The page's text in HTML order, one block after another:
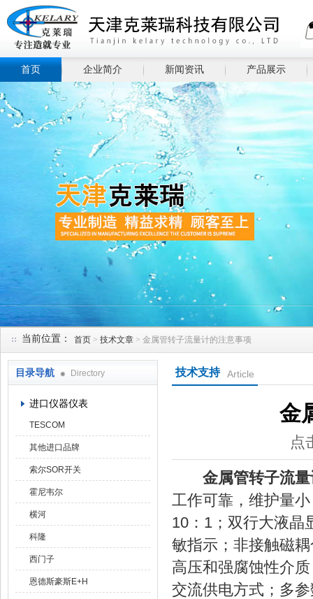
首页 企业简介 新闻资讯 产品展示
当前位置： 首页 > 技术文章 > 金属管转子流量计的注意事项
目录导航 Directory
进口仪器仪表
TESCOM
其他进口品牌
索尔SOR开关
霍尼韦尔
横河
科隆
西门子
恩德斯豪斯E+H
技术支持 Article
金
点
金属管转子流
工作可靠，维护量
10：1；双行大液晶
敏指示；非接触磁
高压和强腐蚀性介
交流供电方式；多